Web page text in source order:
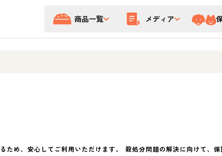
商品一覧 メディア
ため、安心してご利用いただけます。 殺処分問題の解決に向けて、